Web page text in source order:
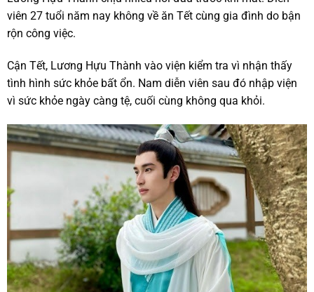
viên 27 tuổi năm nay không về ăn Tết cùng gia đình do bận
rộn công việc.
Cận Tết, Lương Hựu Thành vào viện kiểm tra vì nhận thấy
tình hình sức khỏe bất ổn. Nam diễn viên sau đó nhập viện
vì sức khỏe ngày càng tệ, cuối cùng không qua khỏi.